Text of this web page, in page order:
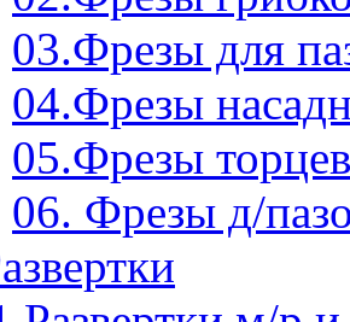
03.Фрезы для
04.Фрезы
05.Фрезы
06. Фрезы д/